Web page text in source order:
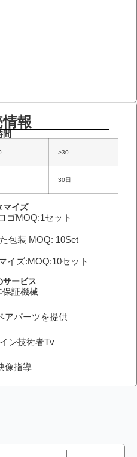
報
間
>30
30日
マイズ
ゴMOQ:1セット
包装 MOQ: 10Set
イズ:MOQ:10セット
サービス
保証機械
アパーツを提供
ン技術者Tv
像指導